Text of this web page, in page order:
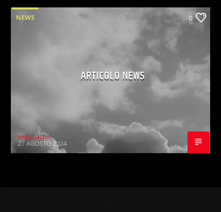
NEWS 0
ARTICOLO NEWS
webmaster
27 AGOSTO 2024